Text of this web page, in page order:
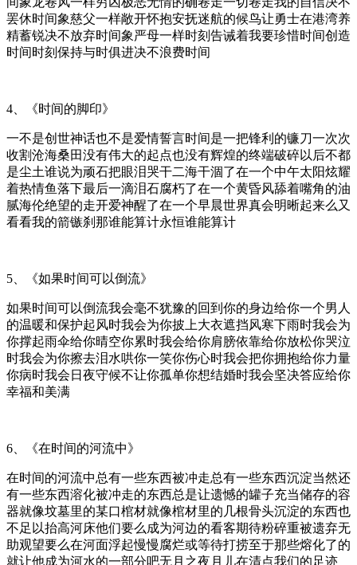
罢休时间象慈父一样敞开怀抱安抚迷航的候鸟让勇士在港湾养
精蓄锐决不放弃时间象严母一样时刻告诫着我要珍惜时间创造
时间时刻保持与时俱进决不浪费时间
4、《时间的脚印》
一不是创世神话也不是爱情誓言时间是一把锋利的镰刀一次次
收割沧海桑田没有伟大的起点也没有辉煌的终端破碎以后不都
是尘土谁说为顽石把眼泪哭干二海干涸了在一个中午太阳炫耀
着热情鱼落下最后一滴泪石腐朽了在一个黄昏风舔着嘴角的油
腻海伦绝望的走开爱神醒了在一个早晨世界真会明晰起来么又
看看我的箭镞刹那谁能算计永恒谁能算计
5、《如果时间可以倒流》
如果时间可以倒流我会毫不犹豫的回到你的身边给你一个男人
的温暖和保护起风时我会为你披上大衣遮挡风寒下雨时我会为
你撑起雨伞给你晴空你累时我会给你肩膀依靠给你放松你哭泣
时我会为你擦去泪水哄你一笑你伤心时我会把你拥抱给你力量
你病时我会日夜守候不让你孤单你想结婚时我会坚决答应给你
幸福和美满
6、《在时间的河流中》
在时间的河流中总有一些东西被冲走总有一些东西沉淀当然还
有一些东西溶化被冲走的东西总是让遗憾的罐子充当储存的容
器就像坟墓里的某口棺材就像棺材里的几根骨头沉淀的东西也
不足以抬高河床他们要么成为河边的看客期待粉碎重被遗弃无
助观望要么在河面浮起慢慢腐烂或等待打捞至于那些熔化了的
就让他成为河水的一部分吧无月之夜月儿在清点我们的足迹